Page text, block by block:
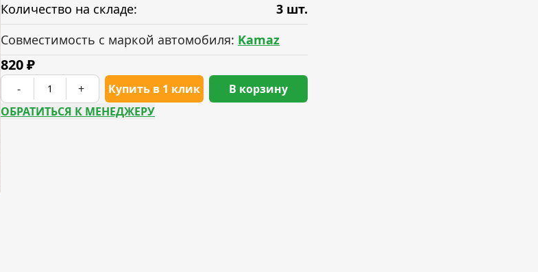
Количество на складе:
3 шт.
Совместимость с маркой автомобиля: Kamaz
820₽
- + Купить в 1 клик
В корзину
ОБРАТИТЬСЯ К МЕНЕДЖЕРУ